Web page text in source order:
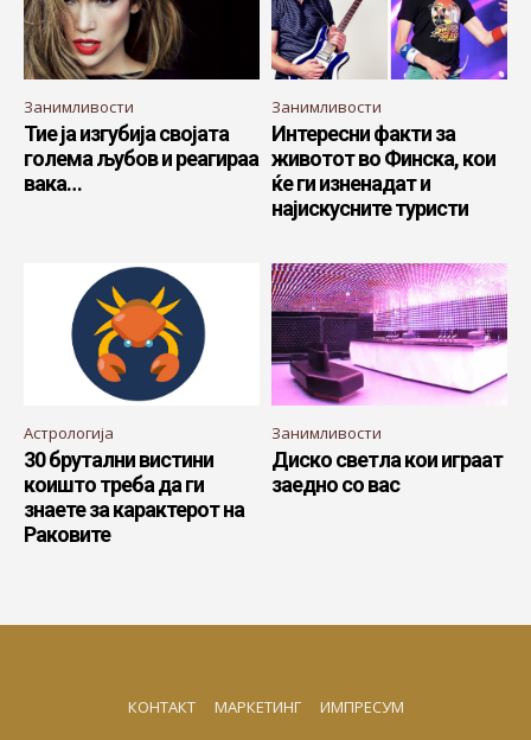
Занимливости
Тие ја изгубија својата
голема љубов и реагираа
вака…
Занимливости
Интересни факти за
животот во Финска, кои
ќе ги изненадат и
најискусните туристи
Астрологија
30 брутални вистини
коишто треба да ги
знаете за карактерот на
Раковите
Занимливости
Диско светла кои играат
заедно со вас
КОНТАКТ МАРКЕТИНГ ИМПРЕСУМ